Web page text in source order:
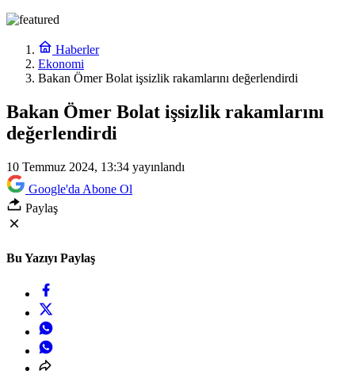
Haberler
Ekonomi
Bakan Ömer Bolat işsizlik rakamlarını değerlendirdi
Bakan Ömer Bolat işsizlik rakamlarını
değerlendirdi
10 Temmuz 2024, 13:34 yayınlandı
Google'da Abone Ol
Paylaş
Bu Yazıyı Paylaş